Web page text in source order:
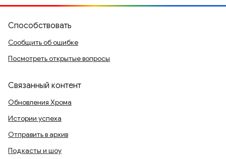
Способствовать
Сообщить об ошибке
Посмотреть открытые вопросы
Связанный контент
Обновления Хрома
Истории успеха
Отправить в архив
Подкасты и шоу